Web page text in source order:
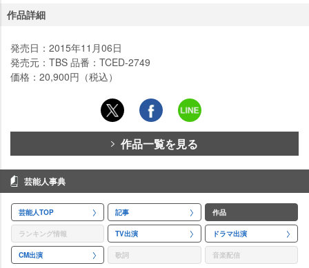
作品詳細
発売日：2015年11月06日
発売元：TBS 品番：TCED-2749
価格：20,900円（税込）
作品一覧を見る
芸能人事典
芸能人TOP 記事 作品
ランキング情報 TV出演 ドラマ出演
CM出演 歌詞 音楽配信